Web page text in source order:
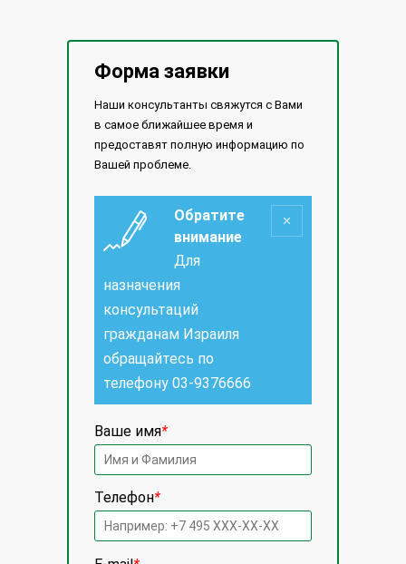
Форма заявки
Наши консультанты свяжутся с Вами
в самое ближайшее время и
предоставят полную информацию по
Вашей проблеме.
Обратите
внимание
Для
назначения
консультаций
гражданам Израиля
обращайтесь по
телефону 03-9376666
Ваше имя*
Телефон*